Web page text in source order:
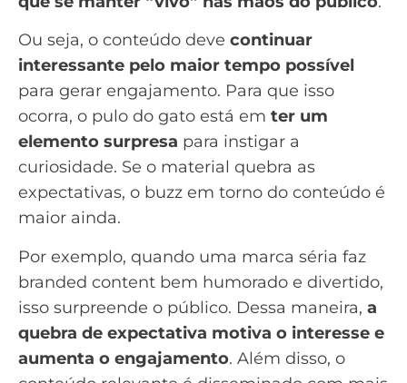
Ou seja, o conteúdo deve continuar
interessante pelo maior tempo possível
para gerar engajamento. Para que isso
ocorra, o pulo do gato está em ter um
elemento surpresa para instigar a
curiosidade. Se o material quebra as
expectativas, o buzz em torno do conteúdo é
maior ainda.
Por exemplo, quando uma marca séria faz
branded content bem humorado e divertido,
isso surpreende o público. Dessa maneira, a
quebra de expectativa motiva o interesse e
aumenta o engajamento. Além disso, o